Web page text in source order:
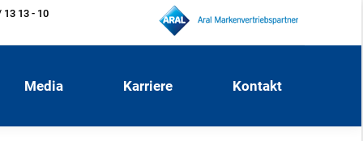
13 13 - 10
Media Karriere Kontakt
Karriere Kontakt